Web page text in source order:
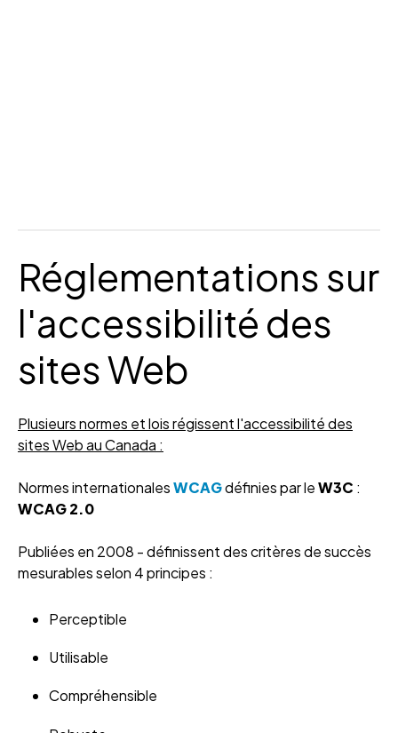
Réglementations sur
l'accessibilité des
sites Web
Plusieurs normes et lois régissent l'accessibilité des
sites Web au Canada :
Normes internationalesWCAGdéfinies par leW3C :
WCAG 2.0
Publiées en 2008 - définissent des critères de succès
mesurables selon 4 principes :
Perceptible
Utilisable
Compréhensible